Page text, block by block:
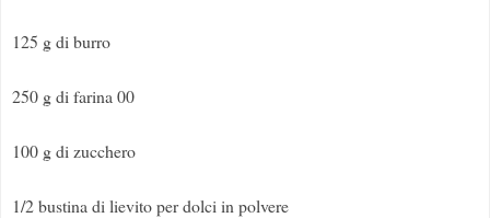
125 g di burro
250 g di farina 00
100 g di zucchero
1/2 bustina di lievito per dolci in polvere